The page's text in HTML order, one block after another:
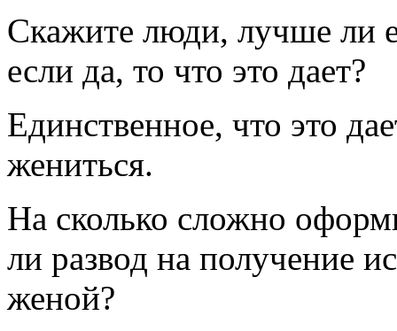
Скажите люди, лучше ли
если да, то что это дает?
Единственное, что это
жениться.
На сколько сложно
ли развод на получение
женой?